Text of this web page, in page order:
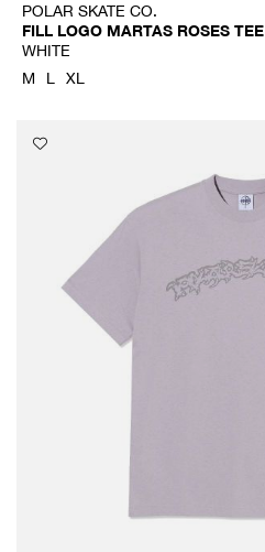
POLAR SKATE CO.
FILL LOGO MARTAS ROSES TEE
WHITE
M L XL